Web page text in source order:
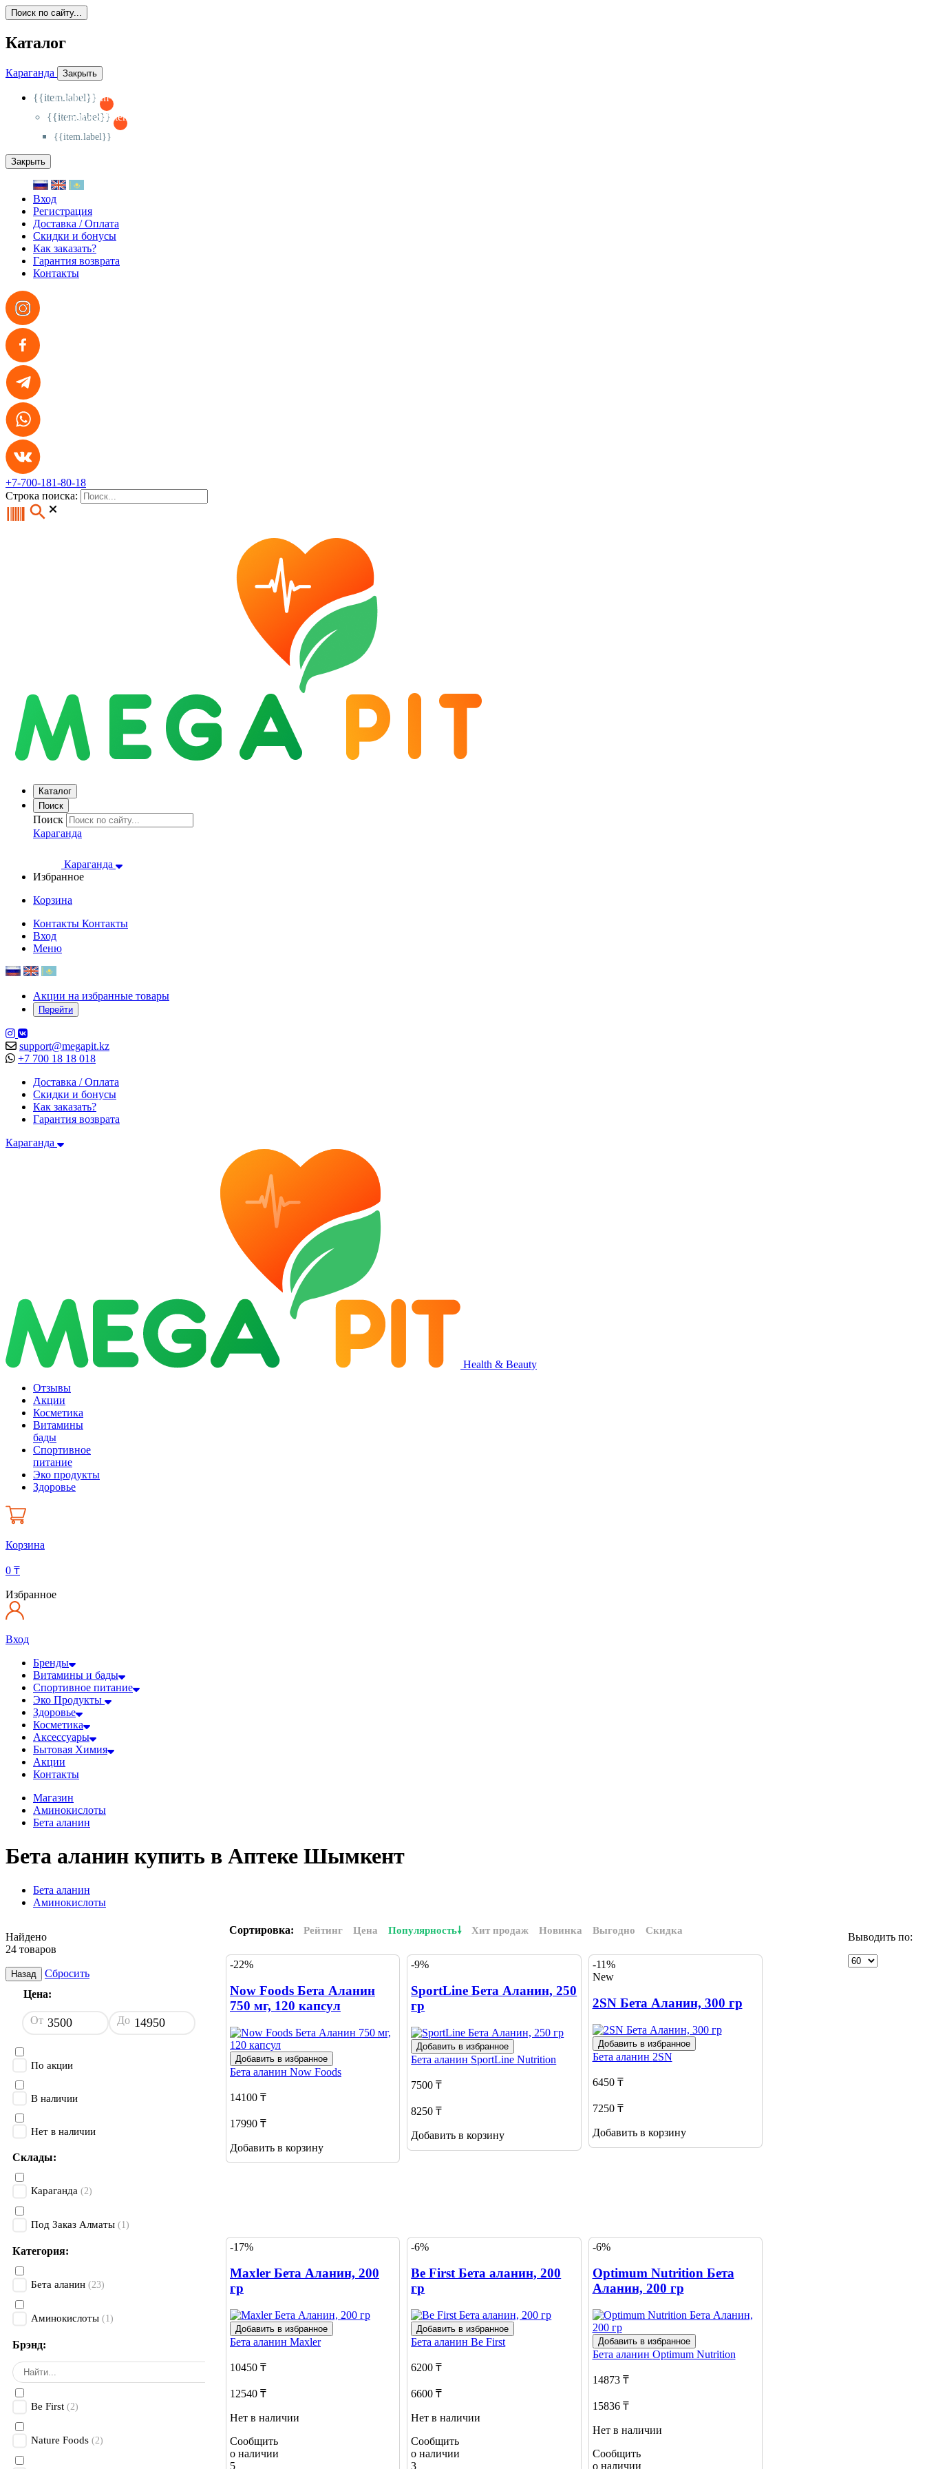
Поиск по сайту...
Каталог
Караганда Закрыть
{{item.label}}
{{activeItem==item.id?'-
{{item.label}}
{{activeSubitem==item.id?'-
{{item.label}}
Закрыть
Вход
Регистрация
Доставка / Оплата
Скидки и бонусы
Как заказать?
Гарантия возврата
Контакты
+7-700-181-80-18
Строка поиска:
Каталог
Поиск
Поиск
Караганда
Караганда
Избранное
Корзина
Контакты Контакты
Вход
Меню
Акции на избранные товары
Перейти
support@megapit.kz
+7 700 18 18 018
Доставка / Оплата
Скидки и бонусы
Как заказать?
Гарантия возврата
Караганда
Health & Beauty
Отзывы
Акции
Косметика
Витамины
бады
Спортивное
питание
Эко продукты
Здоровье
Корзина
0 ₸
Избранное
Вход
Бренды
Витамины и бады
Спортивное питание
Эко Продукты
Здоровье
Косметика
Аксессуары
Бытовая Химия
Акции
Контакты
Магазин
Аминокислоты
Бета аланин
Бета аланин купить в Аптеке Шымкент
Бета аланин
Аминокислоты
Сортировка: Рейтинг Цена Популярность Хит продаж Новинка Выгодно Скидка
Выводить по:
Найдено
24 товаров
Назад
Сбросить
Цена:
От До
По акции
В наличии
Нет в наличии
Склады:
Караганда (2)
Под Заказ Алматы (1)
Категория:
Бета аланин (23)
Аминокислоты (1)
Брэнд:
Be First (2)
Nature Foods (2)
-22%
Now Foods Бета Аланин
750 мг, 120 капсул
Добавить в избранное
Бета аланин Now Foods
14100 ₸
17990 ₸
Добавить в корзину
-9%
SportLine Бета Аланин, 250
гр
Добавить в избранное
Бета аланин SportLine Nutrition
7500 ₸
8250 ₸
Добавить в корзину
-11%
New
2SN Бета Аланин, 300 гр
Добавить в избранное
Бета аланин 2SN
6450 ₸
7250 ₸
Добавить в корзину
-17%
Maxler Бета Аланин, 200
гр
Добавить в избранное
Бета аланин Maxler
10450 ₸
12540 ₸
Нет в наличии
Сообщить
о наличии
5
-6%
Be First Бета аланин, 200
гр
Добавить в избранное
Бета аланинBe First
6200 ₸
6600 ₸
Нет в наличии
Сообщить
о наличии
3
-6%
Optimum Nutrition Бета
Аланин, 200 гр
Добавить в избранное
Бета аланин Optimum Nutrition
14873 ₸
15836 ₸
Нет в наличии
Сообщить
о наличии